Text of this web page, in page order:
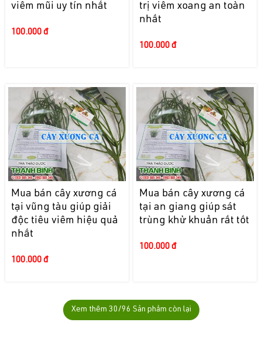
viêm mũi uy tín nhất
100.000 đ
trị viêm xoang an toàn
nhất
100.000 đ
Mua bán cây xương cá
tại vũng tàu giúp giải
độc tiêu viêm hiệu quả
nhất
100.000 đ
Mua bán cây xương cá
tại an giang giúp sát
trùng khử khuẩn rất tốt
100.000 đ
Xem thêm 30/96 Sản phẩm còn lại